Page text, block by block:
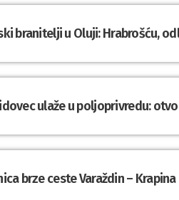
branitelji u Oluji: Hrabrošću,
ulaže u poljoprivredu:
brze ceste Varaždin –